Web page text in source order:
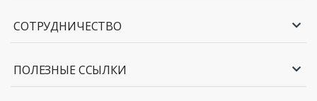
СОТРУДНИЧЕСТВО
ПОЛЕЗНЫЕ ССЫЛКИ